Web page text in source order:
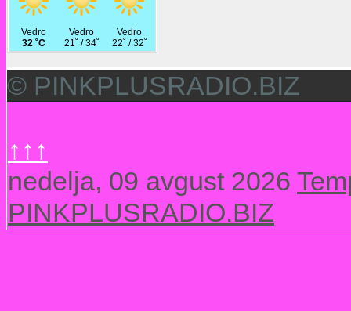
© PINKPLUSRADIO.BIZ
↑↑↑
nedelja, 09 avgust 2026
PINKPLUSRADIO.BIZ